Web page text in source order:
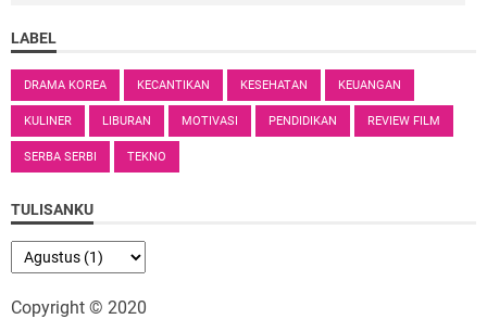
LABEL
DRAMA KOREA KECANTIKAN KESEHATAN KEUANGAN
KULINER LIBURAN MOTIVASI PENDIDIKAN REVIEW FILM
SERBA SERBI TEKNO
TULISANKU
Copyright © 2020